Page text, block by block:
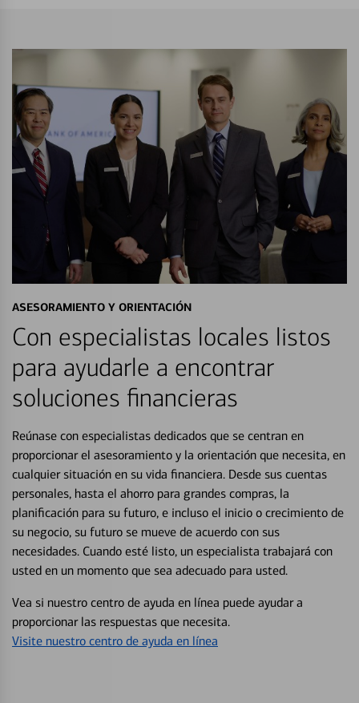
ASESORAMIENTO Y ORIENTACIÓN
Con especialistas locales listos
para ayudarle a encontrar
soluciones financieras
Reúnase con especialistas dedicados que se centran en
proporcionar el asesoramiento y la orientación que necesita, en
cualquier situación en su vida financiera. Desde sus cuentas
personales, hasta el ahorro para grandes compras, la
planificación para su futuro, e incluso el inicio o crecimiento de
su negocio, su futuro se mueve de acuerdo con sus
necesidades. Cuando esté listo, un especialista trabajará con
usted en un momento que sea adecuado para usted.
Vea si nuestro centro de ayuda en línea puede ayudar a
proporcionar las respuestas que necesita.
Visite nuestro centro de ayuda en línea